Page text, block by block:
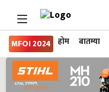
MFOI 2024 होम बातम्या